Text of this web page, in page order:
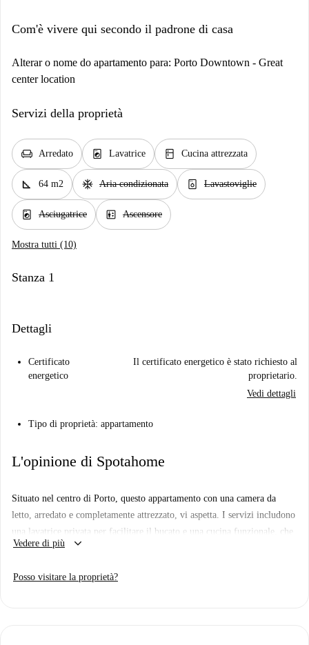
Com'è vivere qui secondo il padrone di casa
Alterar o nome do apartamento para: Porto Downtown - Great
center location
Servizi della proprietà
chair Arredato local_laundry_service Lavatrice kitchen Cucina attrezzata
square_foot 64 m2 ac_unit Aria condizionata dishwasher_gen Lavastoviglie
local_laundry_service Asciugatrice elevator Ascensore
Mostra tutti (10)
Stanza 1
Dettagli
Certificato
energetico
Il certificato energetico è stato richiesto al
proprietario.
Vedi dettagli
Tipo di proprietà: appartamento
L'opinione di Spotahome
Situato nel centro di Porto, questo appartamento con una camera da
letto, arredato e completamente attrezzato, vi aspetta. I servizi includono
una lavatrice privata per facilitare il bucato e una cucina funzionale, che
offre uno stile di vita moderno e pratico. Le utenze, tra cui elettricità,
pulizia periodica è incluso.
Vedere di più keyboard_arrow_down
Posso visitare la proprietà?